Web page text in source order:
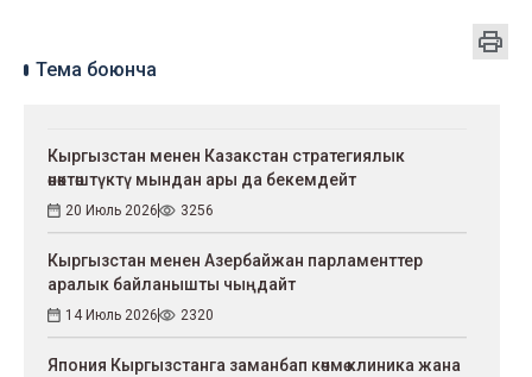
Тема боюнча
Кыргызстан менен Казакстан стратегиялык
өнөктөштүктү мындан ары да бекемдейт
20 Июль 2026 3256
Кыргызстан менен Азербайжан парламенттер
аралык байланышты чыңдайт
14 Июль 2026 2320
Япония Кыргызстанга заманбап көчмө клиника жана